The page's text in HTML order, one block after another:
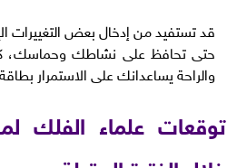
قد تستفيد من إدخال بعض التغييرات
حتى تحافظ على نشاطك وحماسك،
والراحة يساعدانك على الاستمرار
توقعات علماء الفلك